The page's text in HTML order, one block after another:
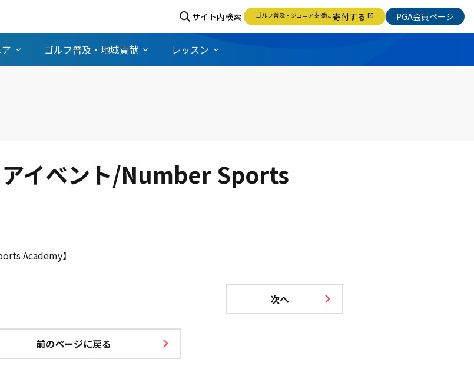
サイト内検索 ゴルフ普及・ジュニア支援に 寄付する open_in_new PGA会員ページ
ゴルフ普及・地域貢献 レッスン
アイベント/Number Sports
次へ
前のページに戻る